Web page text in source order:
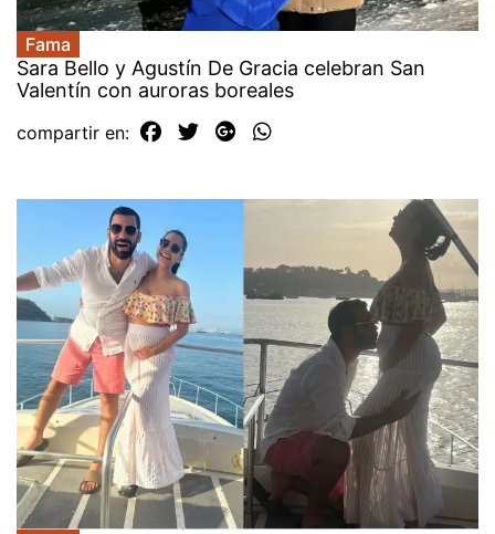
Fama
Sara Bello y Agustín De Gracia celebran San
Valentín con auroras boreales
compartir en: